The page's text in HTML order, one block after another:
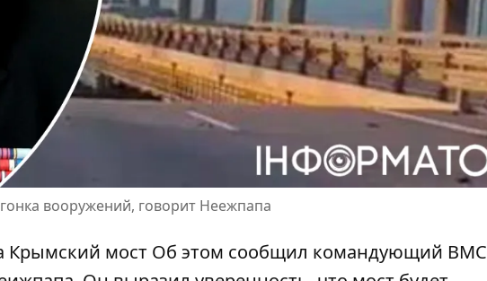
вооружений, говорит Неежпапа
Крымский мост Об этом сообщил командующий ВМС